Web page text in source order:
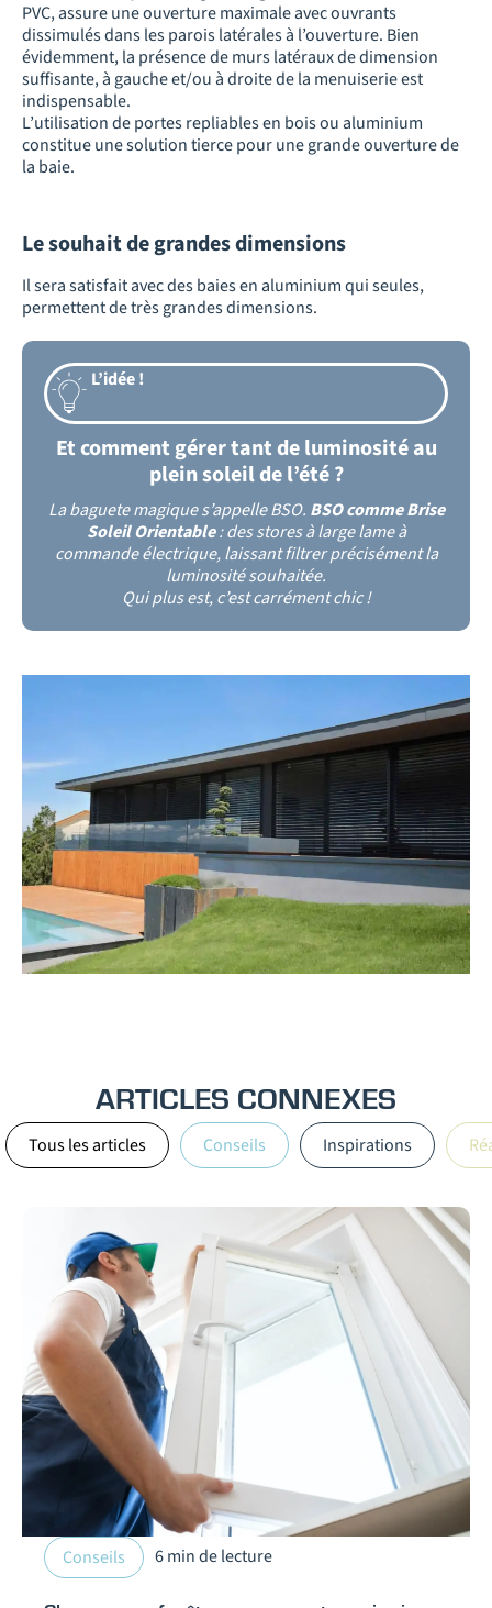
PVC, assure une ouverture maximale avec ouvrants
dissimulés dans les parois latérales à l’ouverture. Bien
évidemment, la présence de murs latéraux de dimension
suffisante, à gauche et/ou à droite de la menuiserie est
indispensable.
L’utilisation de portes repliables en bois ou aluminium
constitue une solution tierce pour une grande ouverture de
la baie.
Le souhait de grandes dimensions
Il sera satisfait avec des baies en aluminium qui seules,
permettent de très grandes dimensions.
L’idée !
Et comment gérer tant de luminosité au
plein soleil de l’été ?
La baguete magique s’appelle BSO. BSO comme Brise
Soleil Orientable: des stores à large lame à
commande électrique, laissant filtrer précisément la
luminosité souhaitée.
Qui plus est, c’est carrément chic !
ARTICLES CONNEXES
Tous les articles Conseils Inspirations
Conseils 6 min de lecture